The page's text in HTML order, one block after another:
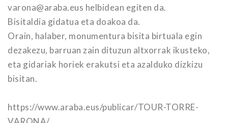
varona@araba.eus helbidean egiten da.
Bisitaldia gidatua eta doakoa da.
Orain, halaber, monumentura bisita birtuala egin
dezakezu, barruan zain dituzun altxorrak ikusteko,
eta gidariak horiek erakutsi eta azalduko dizkizu
bisitan.
https://www.araba.eus/publicar/TOUR-TORRE-